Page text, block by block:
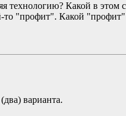
технологию? Какой в
то "профит". Какой
варианта.